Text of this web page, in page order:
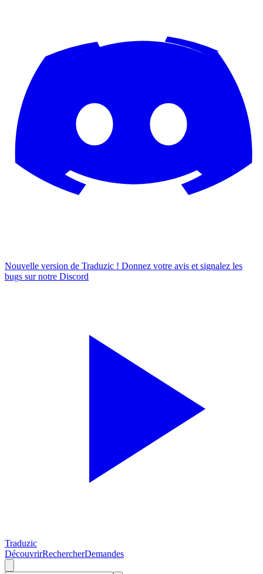
Nouvelle version de Traduzic ! Donnez votre avis et signalez les
bugs sur notre Discord
Traduzic
DécouvrirRechercherDemandes